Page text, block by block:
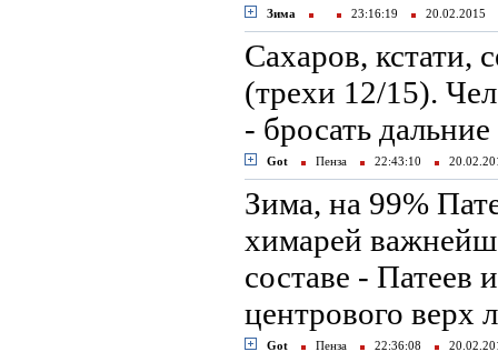
Зима 23:16:19 20.02.2015
Сахаров, кстати,
(трехи 12/15).
- бросать
Got Пенза 22:43:10
Зима, на 99%
химарей
составе - Патеев
центрового верх
Got Пенза 22:36:08